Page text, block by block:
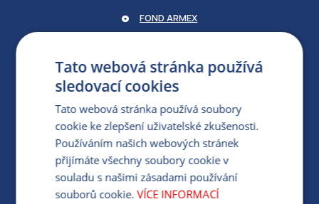
FOND ARMEX
PARTNERSKÝ PORTÁL
PRO MÉDIA
MÁM DOTAZ KE STÁVAJÍCÍ SMLOUVĚ
412 154 154
Tato webová stránka používá
sledovací cookies
Tato webová stránka používá soubory
cookie ke zlepšení uživatelské zkušenosti.
Používáním našich webových stránek
přijímáte všechny soubory cookie v
souladu s našimi zásadami používání
souborů cookie. VÍCE INFORMACÍ